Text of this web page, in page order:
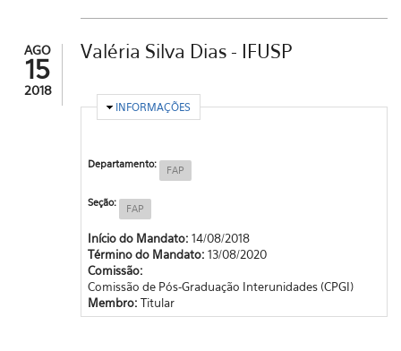
AGO
15
2018
Valéria Silva Dias - IFUSP
OCULTAR
INFORMAÇÕES
Departamento: FAP
Seção: FAP
Início do Mandato: 14/08/2018
Término do Mandato: 13/08/2020
Comissão:
Comissão de Pós-Graduação Interunidades (CPGI)
Membro: Titular